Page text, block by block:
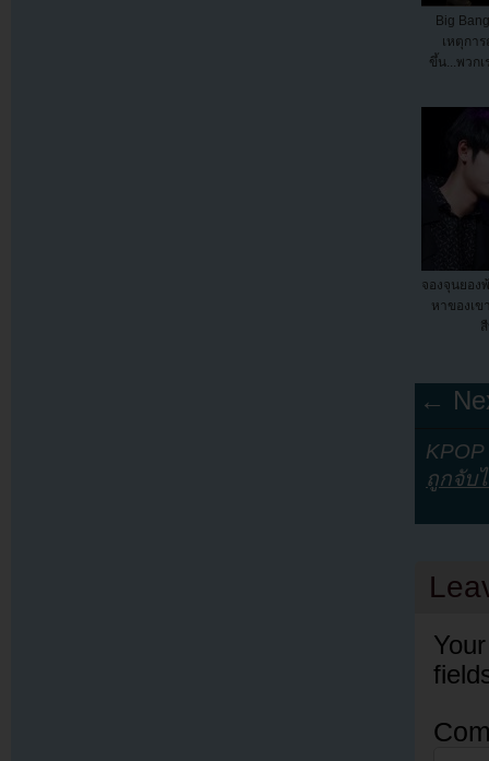
Big
เหตุกา
ขึ้น...พวก
จองจุนยอง
หาของเข
←
ถูกจับ